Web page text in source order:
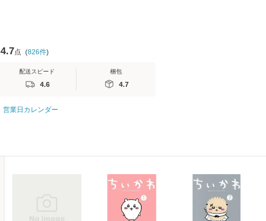
4.7点 (826件)
配送スピード
4.6
梱包
4.7
営業日カレンダー